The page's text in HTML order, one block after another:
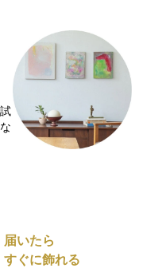
届いたら
すぐに飾れる